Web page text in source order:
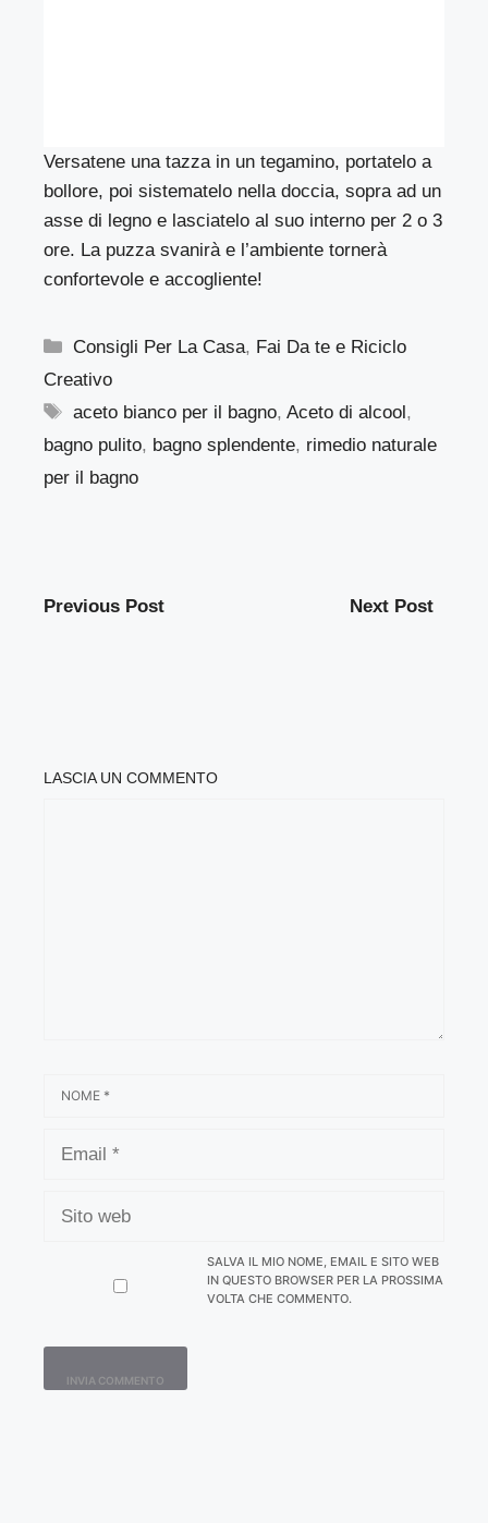
Versatene una tazza in un tegamino, portatelo a
bollore, poi sistematelo nella doccia, sopra ad un
asse di legno e lasciatelo al suo interno per 2 o 3
ore. La puzza svanirà e l’ambiente tornerà
confortevole e accogliente!
Categorie
Consigli Per La Casa, Fai Da te e Riciclo
Creativo
Tag
aceto bianco per il bagno,Aceto di alcool,
bagno pulito, bagno splendente, rimedio naturale
per il bagno
Previous Post Next Post
LASCIA UN COMMENTO
WEB
SALVA IL MIO NOME, EMAIL E SITO WEB
IN QUESTO BROWSER PER LA PROSSIMA
VOLTA CHE COMMENTO.